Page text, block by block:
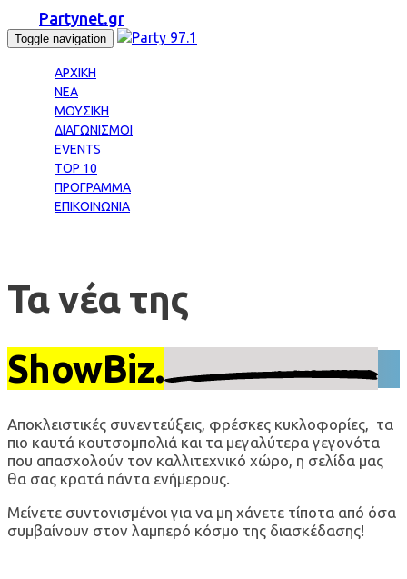
Partynet.gr
Toggle navigation
ΑΡΧΙΚΗ
ΝΕΑ
ΜΟΥΣΙΚΗ
ΔΙΑΓΩΝΙΣΜΟΙ
EVENTS
TOP 10
ΠΡΟΓΡΑΜΜΑ
ΕΠΙΚΟΙΝΩΝΙΑ
Τα νέα της
ShowBiz.
Αποκλειστικές συνεντεύξεις, φρέσκες κυκλοφορίες, τα
πιο καυτά κουτσομπολιά και τα μεγαλύτερα γεγονότα
που απασχολούν τον καλλιτεχνικό χώρο, η σελίδα μας
θα σας κρατά πάντα ενήμερους.
Μείνετε συντονισμένοι για να μη χάνετε τίποτα από όσα
συμβαίνουν στον λαμπερό κόσμο της διασκέδασης!